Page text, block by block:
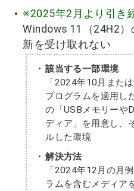
※2025年2月より引き
Windows 11（24H2
新を受け取れない
該当する一部環境
「2024年10月また
プログラムを適用し
の「USBメモリーや
ディア」を用意し、
ルした環境
解決方法
「2024年12月の月
ラムを含むメディア